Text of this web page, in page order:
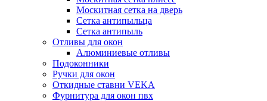
Москитная сетка на дверь
Сетка антипыльца
Сетка антипыль
Отливы для окон
Алюминиевые отливы
Подоконники
Ручки для окон
Откидные ставни VEKA
Фурнитура для окон пвх